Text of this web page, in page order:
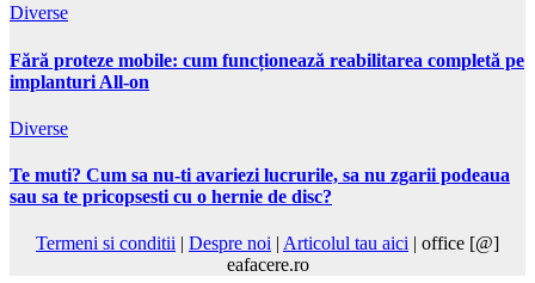
Diverse
Fără proteze mobile: cum funcționează reabilitarea completă pe
implanturi All-on
Diverse
Te muti? Cum sa nu-ti avariezi lucrurile, sa nu zgarii podeaua
sau sa te pricopsesti cu o hernie de disc?
Termeni si conditii Despre noi Articolul tau aici | office [@]
eafacere.ro